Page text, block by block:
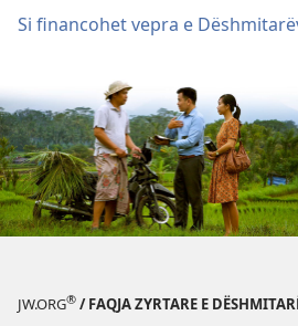
Si financohet vepra e
JW.ORG® / FAQJA ZYRTARE E